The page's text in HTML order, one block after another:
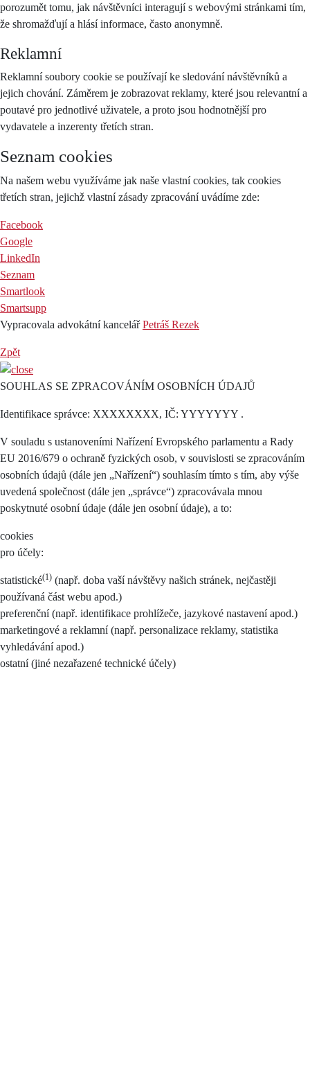
porozumět tomu, jak návštěvníci interagují s webovými stránkami tím,
že shromažďují a hlásí informace, často anonymně.
Reklamní
Reklamní soubory cookie se používají ke sledování návštěvníků a
jejich chování. Záměrem je zobrazovat reklamy, které jsou relevantní a
poutavé pro jednotlivé uživatele, a proto jsou hodnotnější pro
vydavatele a inzerenty třetích stran.
Seznam cookies
Na našem webu využíváme jak naše vlastní cookies, tak cookies
třetích stran, jejichž vlastní zásady zpracování uvádíme zde:
Facebook
Google
LinkedIn
Seznam
Smartlook
Smartsupp
Vypracovala advokátní kancelářPetráš Rezek
Zpět
SOUHLAS SE ZPRACOVÁNÍM OSOBNÍCH ÚDAJŮ
Identifikace správce: XXXXXXXX, IČ: YYYYYYY .
V souladu s ustanoveními Nařízení Evropského parlamentu a Rady
EU 2016/679 o ochraně fyzických osob, v souvislosti se zpracováním
osobních údajů (dále jen „Nařízení“) souhlasím tímto s tím, aby výše
uvedená společnost (dále jen „správce“) zpracovávala mnou
poskytnuté osobní údaje (dále jen osobní údaje), a to:
cookies
pro účely:
statistické(1) (např. doba vaší návštěvy našich stránek, nejčastěji
používaná část webu apod.)
preferenční (např. identifikace prohlížeče, jazykové nastavení apod.)
marketingové a reklamní (např. personalizace reklamy, statistika
vyhledávání apod.)
ostatní (jiné nezařazené technické účely)